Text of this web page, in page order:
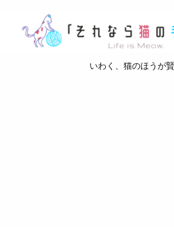
いわく、猫のほうが